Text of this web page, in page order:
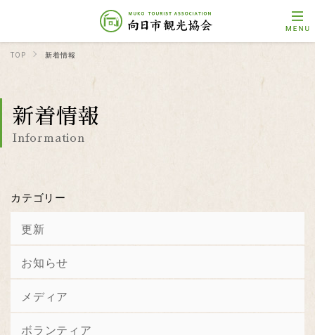
TOP 新着情報
新着情報
Information
カテゴリー
更新
お知らせ
メディア
ボランティア